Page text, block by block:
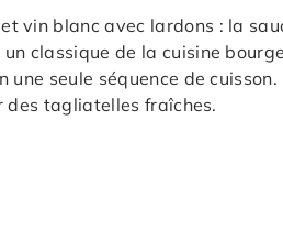
vin blanc avec lardons : la
classique de la cuisine
seule séquence de
tagliatelles fraîches.